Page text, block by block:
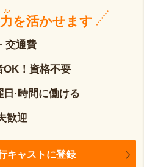
を活かせます
交通費
OK！資格不要
·時間に働ける
歓迎
キャストに登録